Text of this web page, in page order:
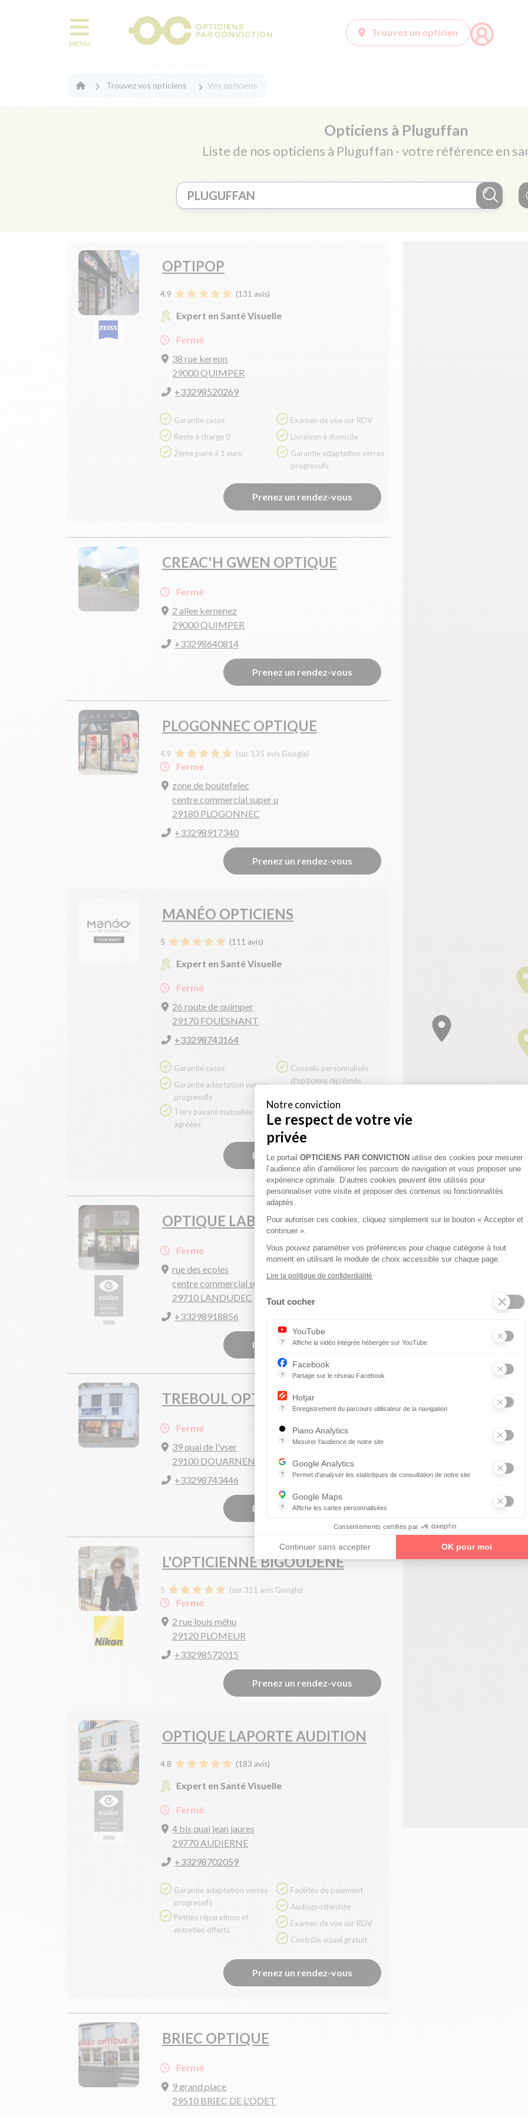
MENU
Trouvez un opticien
Trouvez vos opticiens Vos opticiens
Opticiens à Pluguffan
Liste de nos opticiens à Pluguffan - votre référence en
OPTIPOP
4.9 (131 avis)
Expert en Santé Visuelle
Fermé
38 rue kereon
29000 QUIMPER
+33298520269
Garantie casse
Reste à charge 0
2ème paire à 1 euro
Examen de vue sur RDV
Livraison à domicile
progressifs
Prenez un rendez-vous
CREAC'H GWEN OPTIQUE
Fermé
2 allee kernenez
29000 QUIMPER
+33298640814
Prenez un rendez-vous
PLOGONNEC OPTIQUE
4.9 (sur 135 avis Google)
Fermé
zone de boutefelec
centre commercial super u
29180 PLOGONNEC
+33298917340
Prenez un rendez-vous
MANÉO OPTICIENS
5 (111 avis)
Expert en Santé Visuelle
Fermé
26 route de quimper
29170 FOUESNANT
+33298743164
Garantie casse
progressifs
agréées
d'opticiens diplômés
Prenez un rendez-vous
OPTIQUE LABEL VUE
Fermé
rue des ecoles
centre commercial super u
29710 LANDUDEC
+33298918856
Prenez un rendez-vous
TREBOUL OPTIQUE
Fermé
39 quai de l'yser
29100 DOUARNENEZ
+33298743446
Prenez un rendez-vous
L'OPTICIENNE BIGOUDENE
5 (sur 311 avis Google)
Fermé
2 rue louis méhu
29120 PLOMEUR
+33298572015
Prenez un rendez-vous
OPTIQUE LAPORTE AUDITION
4.8 (183 avis)
Expert en Santé Visuelle
Fermé
4 bis quai jean jaures
29770 AUDIERNE
+33298702059
progressifs
entretien offerts
Facilités de paiement
Audioprothésiste
Examen de vue sur RDV
Contrôle visuel gratuit
Prenez un rendez-vous
BRIEC OPTIQUE
Fermé
9 grand place
29510 BRIEC DE L'ODET
Notre conviction
Le respect de votre vie
privée
Plateforme de Gestion du
Le portail OPTICIENS PAR CONVICTION utilise des cookies pour mesurer
l’audience afin d’améliorer les parcours de navigation et vous proposer une
expérience optimale. D’autres cookies peuvent être utilisés pour
personnaliser votre visite et proposer des contenus ou fonctionnalités
adaptés.
Pour autoriser ces cookies, cliquez simplement sur le bouton « Accepter et
continuer ».
Vous pouvez paramétrer vos préférences pour chaque catégorie à tout
moment en utilisant le module de choix accessible sur chaque page.
Lire la politique de confidentialité
Tout cocher
?
YouTube
Affiche la vidéo intégrée hébergée sur YouTube
?
Facebook
Partage sur le réseau Facebook
?
Hotjar
Enregistrement du parcours utilisateur de la navigation
?
Piano Analytics
Mesurer l'audience de notre site
?
Google Analytics
Permet d'analyser les statistiques de consultation de notre site
?
Google Maps
Affiche les cartes personnalisées
Consentements certifiés par
Continuer sans accepter OK pour moi